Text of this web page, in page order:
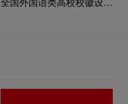
全国外国语类高校校徽设计